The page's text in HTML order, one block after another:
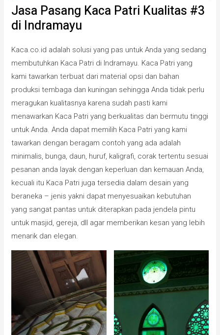
Jasa Pasang Kaca Patri Kualitas #3
di Indramayu
Kaca.co.id adalah solusi yang pas untuk Anda yang sedang
membutuhkan Kaca Patri di Indramayu. Kaca Patri yang
kami tawarkan terbuat dari material opsi dan bahan
produksi tembaga dan kuningan sehingga Anda tidak perlu
meragukan kualitasnya karena sudah pasti kami
menawarkan Kaca Patri yang berkualitas dan bermutu tinggi
untuk Anda. Anda dapat memilih Kaca Patri yang kami
tawarkan dengan beragam contoh yang ada adalah
minimalis, bunga, daun, huruf, kaligrafi, corak tertentu sesuai
pesanan anda layak dengan keperluan dan kemauan Anda,
kecuali itu Kaca Patri juga tersedia dalam desain yang
beraneka – jenis yakni dapat menyesuaikan kebutuhan
yang sangat pantas untuk diterapkan pada jendela pintu
untuk masjid, gereja, dll agar memberikan kesan yang lebih
menarik dan elegan.